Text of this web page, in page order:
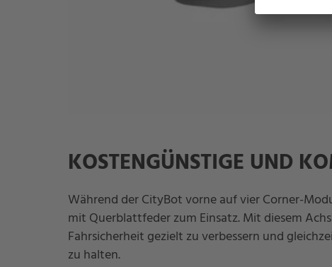
KOSTENGÜNSTIGE UND
Während der CityBot vorne auf vier Corner-
mit Querblattfeder zum Einsatz. Mit diesem
Fahrsicherheit gezielt zu verbessern und
zu halten.